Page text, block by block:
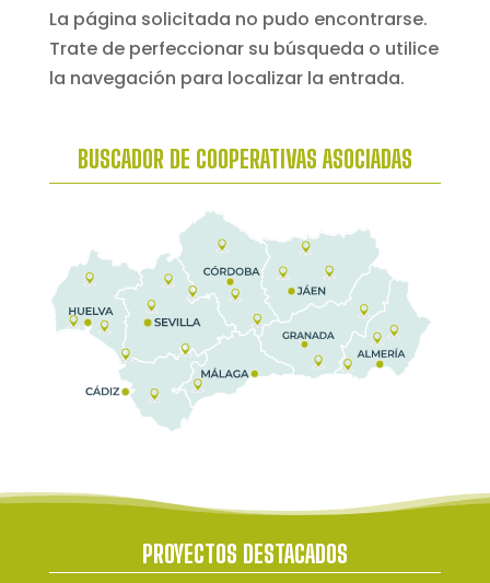
La página solicitada no pudo encontrarse.
Trate de perfeccionar su búsqueda o utilice
la navegación para localizar la entrada.
BUSCADOR DE COOPERATIVAS ASOCIADAS
PROYECTOS DESTACADOS